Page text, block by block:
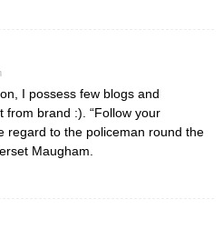
I possess few blogs and
from brand :). “Follow your
regard to the policeman round the
Maugham.